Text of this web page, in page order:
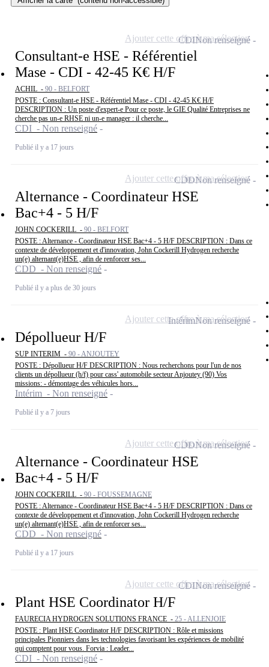
Consultant-e HSE - Référentiel
Mase - CDI - 42-45 K€ H/F
ACHIL - 90 - BELFORT
POSTE : Consultant-e HSE - Référentiel Mase - CDI - 42-45 K€ H/F
DESCRIPTION : Un poste d'expert-e Pour ce poste, le GIE Qualité Entreprises ne
cherche pas un-e RHSE ni un-e manager : il cherche...
CDI - Non renseigné
Publié il y a 17 jours
CDINon renseigné
Ajouter cette offre à ma sélection
Alternance - Coordinateur HSE
Bac+4 - 5 H/F
JOHN COCKERILL - 90 - BELFORT
POSTE : Alternance - Coordinateur HSE Bac+4 - 5 H/F DESCRIPTION : Dans ce
contexte de développement et d'innovation, John Cockerill Hydrogen recherche
un(e) alternant(e)HSE , afin de renforcer ses...
CDD - Non renseigné
Publié il y a plus de 30 jours
CDDNon renseigné
Ajouter cette offre à ma sélection
Dépollueur H/F
SUP INTERIM - 90 - ANJOUTEY
POSTE : Dépollueur H/F DESCRIPTION : Nous recherchons pour l'un de nos
clients un dépollueur (h/f) pour cass' automobile secteur Anjoutey (90) Vos
missions: - démontage des véhicules hors...
Intérim - Non renseigné
Publié il y a 7 jours
IntérimNon renseigné
Ajouter cette offre à ma sélection
Alternance - Coordinateur HSE
Bac+4 - 5 H/F
JOHN COCKERILL - 90 - FOUSSEMAGNE
POSTE : Alternance - Coordinateur HSE Bac+4 - 5 H/F DESCRIPTION : Dans ce
contexte de développement et d'innovation, John Cockerill Hydrogen recherche
un(e) alternant(e)HSE , afin de renforcer ses...
CDD - Non renseigné
Publié il y a 17 jours
CDDNon renseigné
Ajouter cette offre à ma sélection
Plant HSE Coordinator H/F
FAURECIA HYDROGEN SOLUTIONS FRANCE - 25 - ALLENJOIE
POSTE : Plant HSE Coordinator H/F DESCRIPTION : Rôle et missions
principales Pionniers dans les technologies favorisant les expériences de mobilité
qui comptent pour vous. Forvia : Leader...
CDI - Non renseigné
CDINon renseigné
Ajouter cette offre à ma sélection